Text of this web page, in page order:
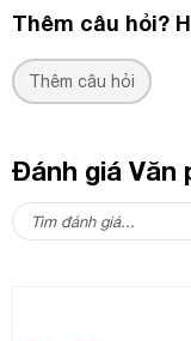
Thêm câu hỏi?
Thêm câu hỏi
Đánh giá Văn